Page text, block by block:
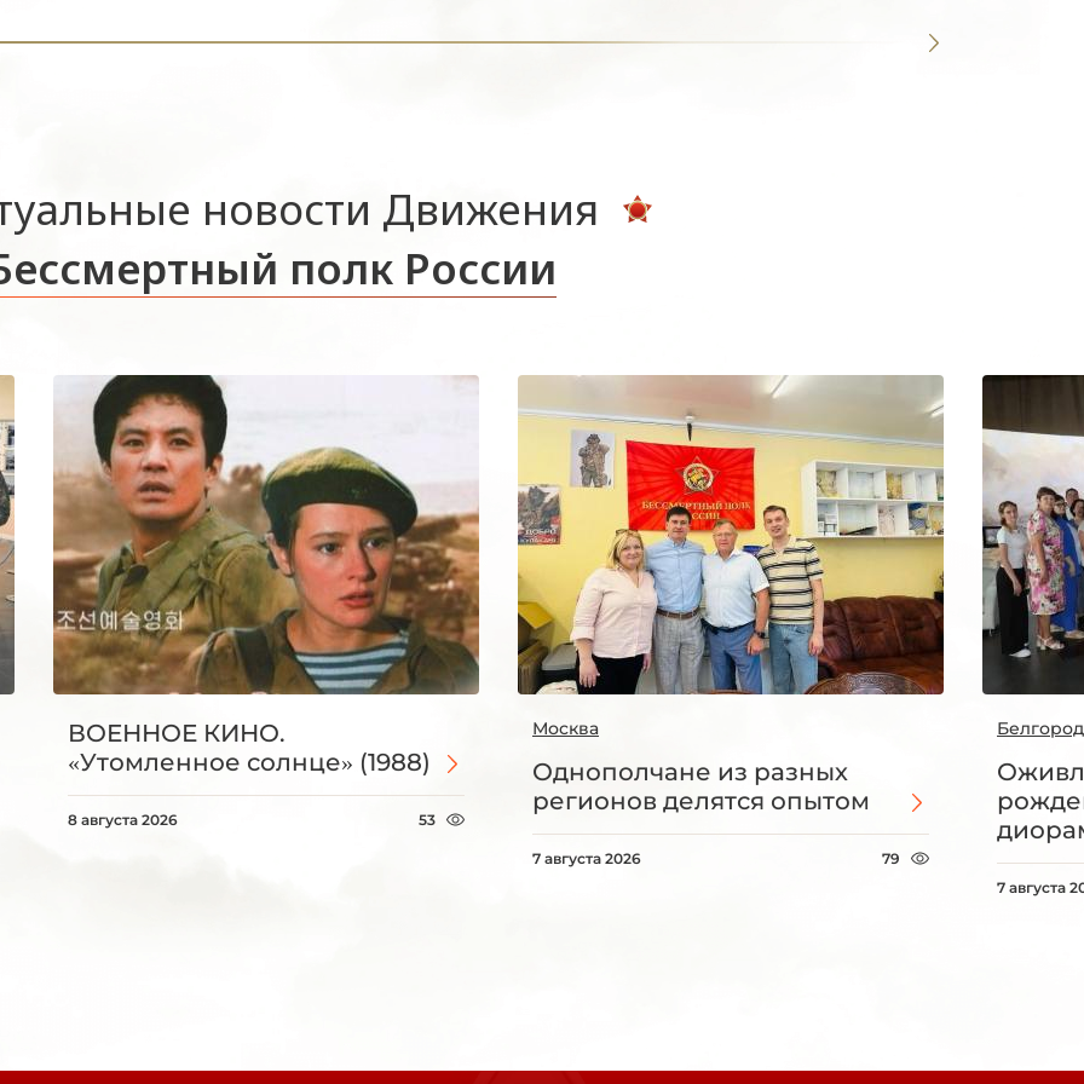
новости Движения
полк России
ВОЕННОЕ КИНО.
«Утомленное солнце» (1988)
8 августа 2026 53
Москва
Однополчане из разных
регионов делятся опытом
7 августа 2026 79
7 августа